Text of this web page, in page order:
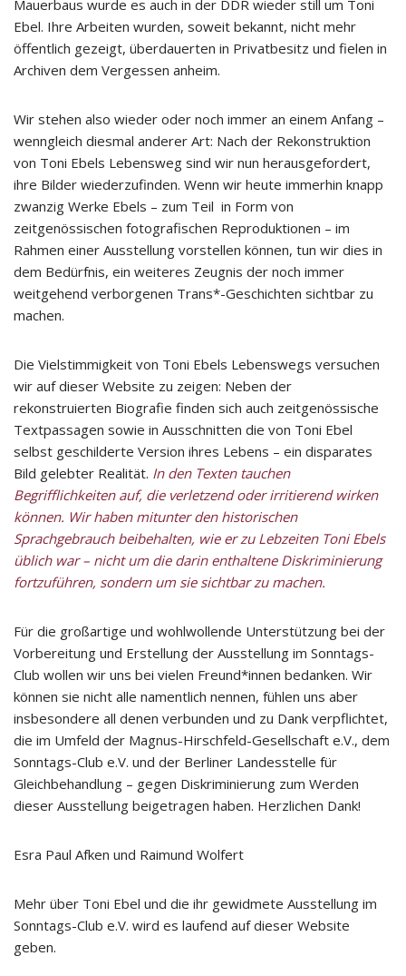
Mauerbaus wurde es auch in der DDR wieder still um Toni
Ebel. Ihre Arbeiten wurden, soweit bekannt, nicht mehr
öffentlich gezeigt, überdauerten in Privatbesitz und fielen in
Archiven dem Vergessen anheim.
Wir stehen also wieder oder noch immer an einem Anfang –
wenngleich diesmal anderer Art: Nach der Rekonstruktion
von Toni Ebels Lebensweg sind wir nun herausgefordert,
ihre Bilder wiederzufinden. Wenn wir heute immerhin knapp
zwanzig Werke Ebels – zum Teil in Form von
zeitgenössischen fotografischen Reproduktionen – im
Rahmen einer Ausstellung vorstellen können, tun wir dies in
dem Bedürfnis, ein weiteres Zeugnis der noch immer
weitgehend verborgenen Trans*-Geschichten sichtbar zu
machen.
Die Vielstimmigkeit von Toni Ebels Lebenswegs versuchen
wir auf dieser Website zu zeigen: Neben der
rekonstruierten Biografie finden sich auch zeitgenössische
Textpassagen sowie in Ausschnitten die von Toni Ebel
selbst geschilderte Version ihres Lebens – ein disparates
Bild gelebter Realität. In den Texten tauchen
Begrifflichkeiten auf, die verletzend oder irritierend wirken
können. Wir haben mitunter den historischen
Sprachgebrauch beibehalten, wie er zu Lebzeiten Toni Ebels
üblich war – nicht um die darin enthaltene Diskriminierung
fortzuführen, sondern um sie sichtbar zu machen.
Für die großartige und wohlwollende Unterstützung bei der
Vorbereitung und Erstellung der Ausstellung im Sonntags-
Club wollen wir uns bei vielen Freund*innen bedanken. Wir
können sie nicht alle namentlich nennen, fühlen uns aber
insbesondere all denen verbunden und zu Dank verpflichtet,
die im Umfeld der Magnus-Hirschfeld-Gesellschaft e.V., dem
Sonntags-Club e.V. und der Berliner Landesstelle für
Gleichbehandlung – gegen Diskriminierung zum Werden
dieser Ausstellung beigetragen haben. Herzlichen Dank!
Esra Paul Afken und Raimund Wolfert
Mehr über Toni Ebel und die ihr gewidmete Ausstellung im
Sonntags-Club e.V. wird es laufend auf dieser Website
geben.